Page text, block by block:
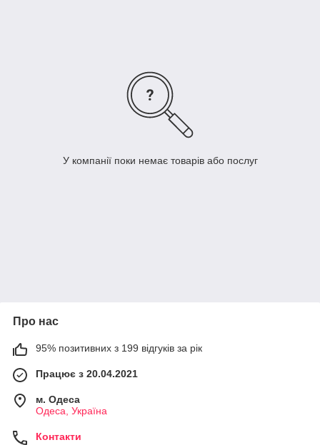
У компанії поки немає товарів або послуг
Про нас
95% позитивних з 199 відгуків за рік
Працює з 20.04.2021
м. Одеса
Одеса, Україна
Контакти